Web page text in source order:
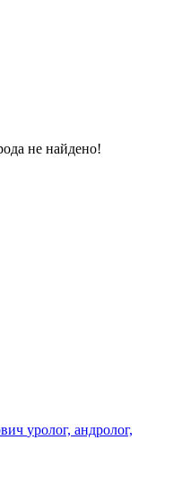
не найдено!
уролог, андролог,